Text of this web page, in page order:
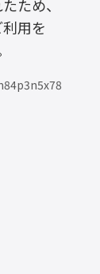
ため、
用を